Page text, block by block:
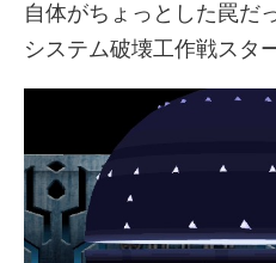
自体がちょっとした罠だ
システム破壊工作戦スタ